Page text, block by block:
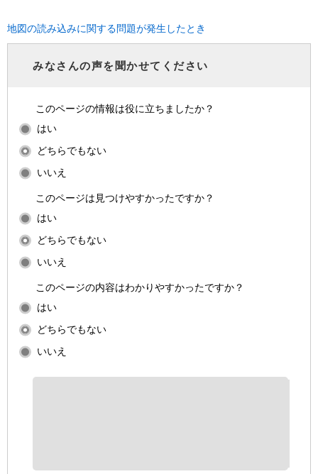
地図の読み込みに関する問題が発生したとき
みなさんの声を聞かせてください
このページの情報は役に立ちましたか？
はい
どちらでもない
いいえ
このページは見つけやすかったですか？
はい
どちらでもない
いいえ
このページの内容はわかりやすかったですか？
はい
どちらでもない
いいえ